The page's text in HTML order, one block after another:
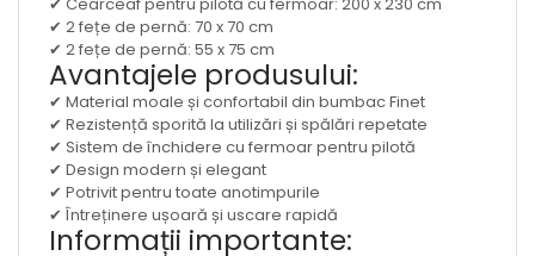
✔ 2 fețe de pernă: 70 x 70 cm
✔ 2 fețe de pernă: 55 x 75 cm
Avantajele produsului:
✔ Material moale și confortabil din bumbac Finet
✔ Rezistență sporită la utilizări și spălări repetate
✔ Sistem de închidere cu fermoar pentru pilotă
✔ Design modern și elegant
✔ Potrivit pentru toate anotimpurile
✔ Întreținere ușoară și uscare rapidă
Informații importante: